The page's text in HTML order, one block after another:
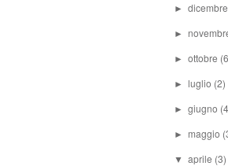
►dicembre
►
►ottobre
► luglio (2)
►giugno
► maggio
▼aprile (3)